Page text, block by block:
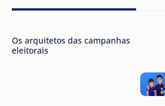
Os arquitetos das campanhas
eleitorais